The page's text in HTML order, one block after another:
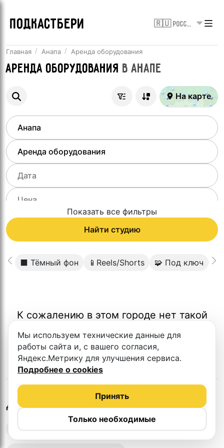
ПОДКАСТБЕРИ 🇷🇺 Россия
Главная Анапа Аренда оборудования
Аренда оборудования вАнапе
На карте
Показать все фильтры
Найти студию
⬛️ Тёмный фон 📱Reels/Shorts 🧩 Под ключ 👥
К сожалению в этом городе нет такой
Другие студии в Анапе
Выездная запись подкастов
Мы используем технические данные для
работы сайта и, с вашего согласия,
Яндекс.Метрику для улучшения сервиса.
Подробнее о cookies
Только необходимые
Принять